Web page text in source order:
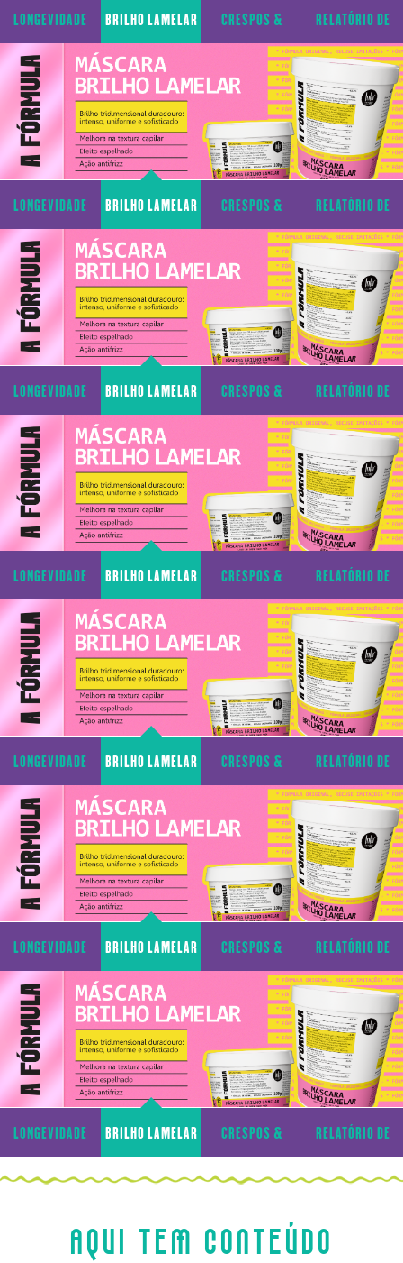
LONGEVIDADE
CAPILAR
BRILHO LAMELAR CRESPOS &
CACHOS
RELATÓRIO DE
TRANSPARÊNCIA
LONGEVIDADE
CAPILAR
BRILHO LAMELAR CRESPOS &
CACHOS
RELATÓRIO DE
TRANSPARÊNCIA
LONGEVIDADE
CAPILAR
BRILHO LAMELAR CRESPOS &
CACHOS
RELATÓRIO DE
TRANSPARÊNCIA
LONGEVIDADE
CAPILAR
BRILHO LAMELAR CRESPOS &
CACHOS
RELATÓRIO DE
TRANSPARÊNCIA
LONGEVIDADE
CAPILAR
BRILHO LAMELAR CRESPOS &
CACHOS
RELATÓRIO DE
TRANSPARÊNCIA
LONGEVIDADE
CAPILAR
BRILHO LAMELAR CRESPOS &
CACHOS
RELATÓRIO DE
TRANSPARÊNCIA
LONGEVIDADE
CAPILAR
BRILHO LAMELAR CRESPOS &
CACHOS
RELATÓRIO DE
TRANSPARÊNCIA
AQUI TEM CONTEÚDO